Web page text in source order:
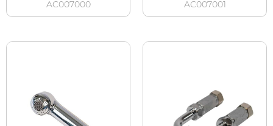
AC007000 AC007001